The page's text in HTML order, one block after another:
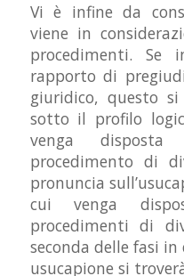
Vi è infine da
viene in
procedimenti. Se
rapporto di
giuridico, questo
sotto il profilo
venga
procedimento di
pronuncia
cui venga
procedimenti di
seconda delle fasi in
usucapione si